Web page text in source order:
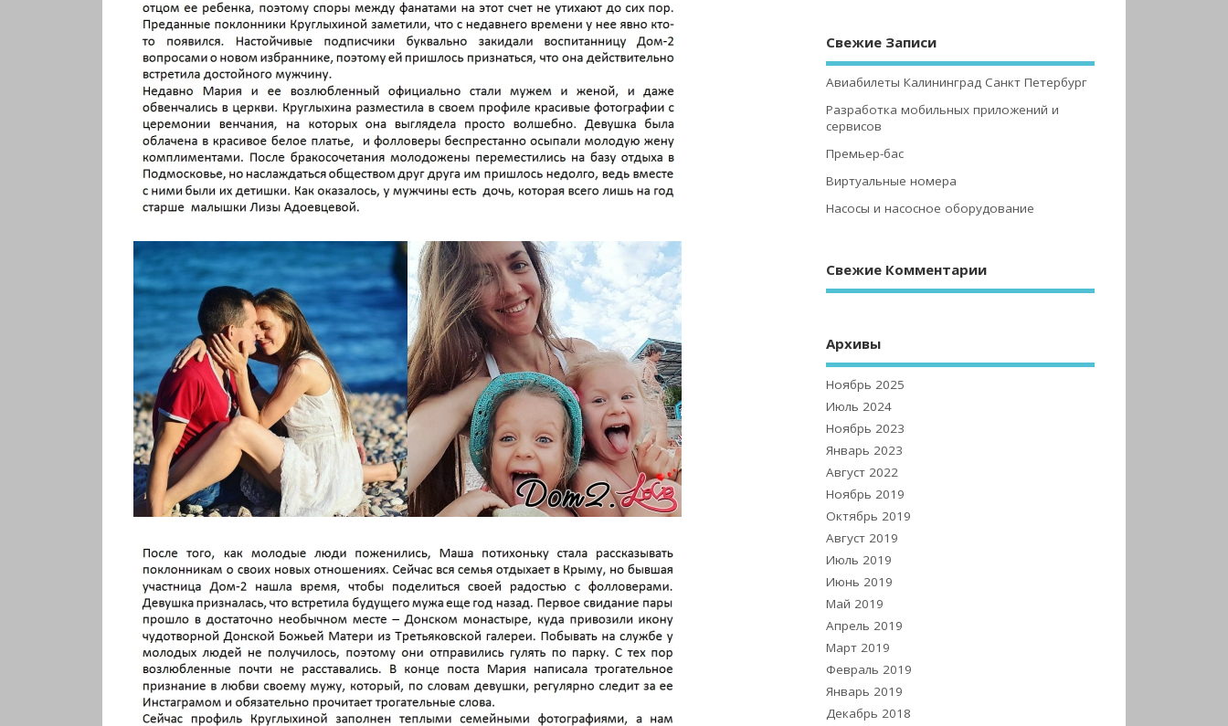
Свежие Записи
Авиабилеты Калининград Санкт Петербург
Разработка мобильных приложений и
сервисов
Премьер-бас
Виртуальные номера
Насосы и насосное оборудование
Свежие Комментарии
Архивы
Ноябрь 2025
Июль 2024
Ноябрь 2023
Январь 2023
Август 2022
Ноябрь 2019
Октябрь 2019
Август 2019
Июль 2019
Июнь 2019
Май 2019
Апрель 2019
Март 2019
Февраль 2019
Январь 2019
Декабрь 2018